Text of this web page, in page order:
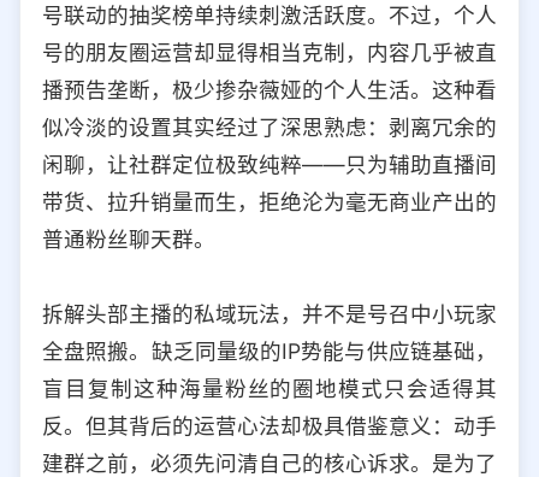
号联动的抽奖榜单持续刺激活跃度。不过，个人
号的朋友圈运营却显得相当克制，内容几乎被直
播预告垄断，极少掺杂薇娅的个人生活。这种看
似冷淡的设置其实经过了深思熟虑：剥离冗余的
闲聊，让社群定位极致纯粹——只为辅助直播间
带货、拉升销量而生，拒绝沦为毫无商业产出的
普通粉丝聊天群。
拆解头部主播的私域玩法，并不是号召中小玩家
全盘照搬。缺乏同量级的IP势能与供应链基础，
盲目复制这种海量粉丝的圈地模式只会适得其
反。但其背后的运营心法却极具借鉴意义：动手
建群之前，必须先问清自己的核心诉求。是为了